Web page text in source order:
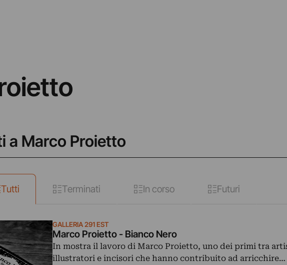
a Marco Proietto
Tutti Terminati In corso Futuri
GALLERIA 291 EST
Marco Proietto - Bianco Nero
In mostra il lavoro di Marco Proietto, uno dei primi tra
illustratori e incisori che hanno contribuito ad arricchire…